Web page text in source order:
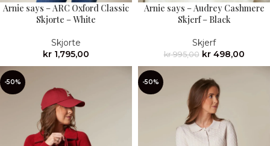
Arnie says – ARC Oxford Classic
Skjorte – White
Skjorte
kr 1,795,00
Arnie says – Audrey Cashmere
Skjerf – Black
Skjerf
kr995,00 kr498,00
-50% -50%